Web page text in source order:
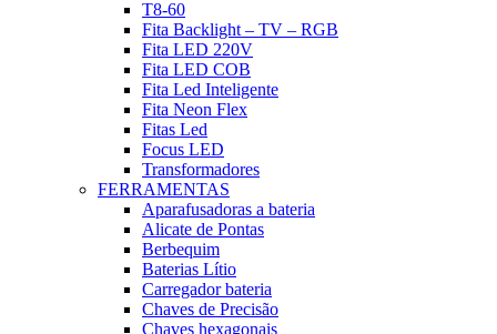
T8-60
Fita Backlight – TV – RGB
Fita LED 220V
Fita LED COB
Fita Led Inteligente
Fita Neon Flex
Fitas Led
Focus LED
Transformadores
FERRAMENTAS
Aparafusadoras a bateria
Alicate de Pontas
Berbequim
Baterias Lítio
Carregador bateria
Chaves de Precisão
Chaves hexagonais